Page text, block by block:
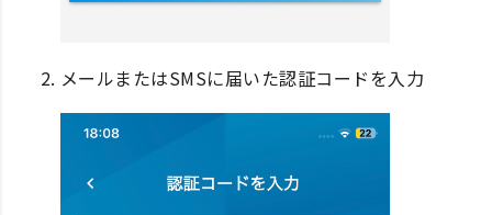
メールまたはSMSに届いた認証コードを入力